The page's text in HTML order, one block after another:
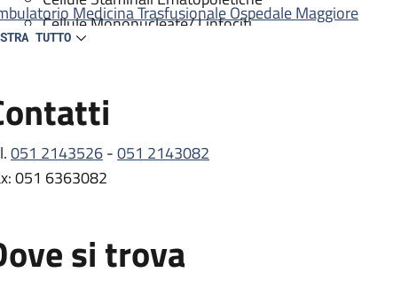
Cellule Mononucleate/ Linfociti
Attività ambulatoriale di consulenza:
raccolta cellulare
Attività ambulatoriale
procedure di raccolta cellulare
Medicina Trasfusionale Ospedale Maggiore
TUTTO
051 2143526-051 2143082
051 6363082
si trova